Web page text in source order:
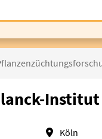
Köln